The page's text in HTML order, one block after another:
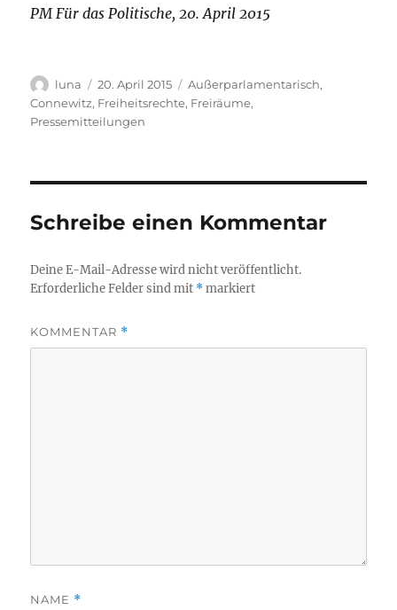
PM Für das Politische, 20. April 2015
Autor
luna
Veröffentlicht
am
20. April 2015 Kategorien
Außerparlamentarisch,
Connewitz, Freiheitsrechte, Freiräume,
Pressemitteilungen
Schreibe einen Kommentar
Deine E-Mail-Adresse wird nicht veröffentlicht.
Erforderliche Felder sind mit *markiert
KOMMENTAR *
NAME *